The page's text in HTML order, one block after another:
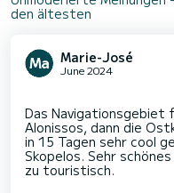
den ältesten
Marie-José
June 2024
Das Navigationsgebiet
Alonissos, dann die
in 15 Tagen sehr cool
Skopelos. Sehr